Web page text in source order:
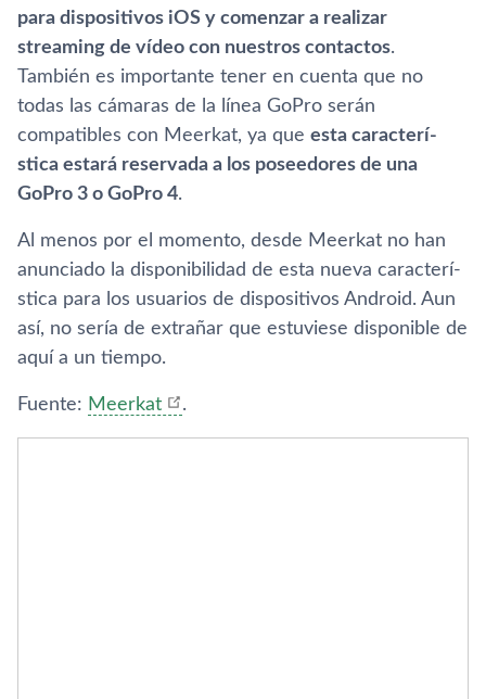
para dispositivos iOS y comenzar a realizar
streaming de ví­deo con nuestros contactos.
También es importante tener en cuenta que no
todas las cámaras de la lí­nea GoPro serán
compatibles con Meerkat, ya que esta caracterí­
stica estará reservada a los poseedores de una
GoPro 3 o GoPro 4.
Al menos por el momento, desde Meerkat no han
anunciado la disponibilidad de esta nueva caracterí­
stica para los usuarios de dispositivos Android. Aun
así­, no serí­a de extrañar que estuviese disponible de
aquí­ a un tiempo.
Fuente: Meerkat .